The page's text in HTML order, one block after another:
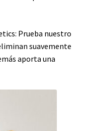
Prueba nuestro
suavemente
aporta una